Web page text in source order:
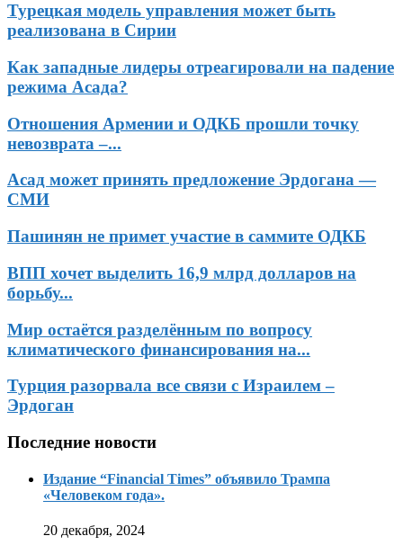
Турецкая модель управления может быть
реализована в Сирии
Как западные лидеры отреагировали на падение
режима Асада?
Отношения Армении и ОДКБ прошли точку
невозврата –...
Асад может принять предложение Эрдогана —
СМИ
Пашинян не примет участие в саммите ОДКБ
ВПП хочет выделить 16,9 млрд долларов на
борьбу...
Мир остаётся разделённым по вопросу
климатического финансирования на...
Турция разорвала все связи с Израилем –
Эрдоган
Последние новости
Издание “Financial Times” объявило Трампа
«Человеком года».
20 декабря, 2024